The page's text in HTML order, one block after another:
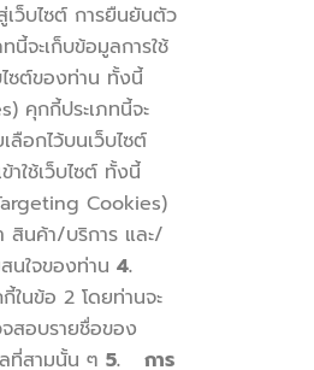
เว็บไซต์ การยืนยันตัว
จะเก็บข้อมูลการใช้
ไซต์ของท่าน ทั้งนี้
คุกกี้ประเภทนี้จะ
อกไว้บนเว็บไซต์
ใช้เว็บไซต์ ทั้งนี้
Cookies)
สินค้า/บริการ และ/
นใจของท่าน 4.
ในข้อ 2 โดยท่านจะ
สอบรายชื่อของ
ที่สามนั้น ๆ 5. การ